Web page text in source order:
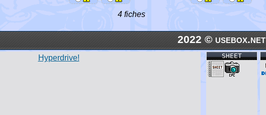
4 fiches
2022 © usebox.net
Hyperdrive! SHEET